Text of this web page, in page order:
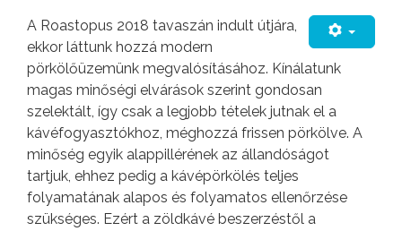
A Roastopus 2018 tavaszán indult útjára,
ekkor láttunk hozzá modern
pörkölőüzemünk megvalósításához. Kínálatunk
magas minőségi elvárások szerint gondosan
szelektált, így csak a legjobb tételek jutnak el a
kávéfogyasztókhoz, méghozzá frissen pörkölve. A
minőség egyik alappillérének az állandóságot
tartjuk, ehhez pedig a kávépörkölés teljes
folyamatának alapos és folyamatos ellenőrzése
szükséges. Ezért a zöldkávé beszerzéstől a